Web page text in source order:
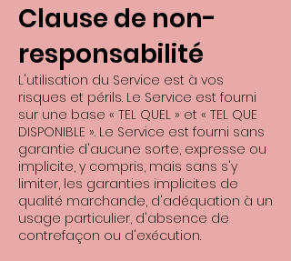
Clause de non-
responsabilité
L'utilisation du Service est à vos
risques et périls. Le Service est fourni
sur une base « TEL QUEL » et « TEL QUE
DISPONIBLE ». Le Service est fourni sans
garantie d'aucune sorte, expresse ou
implicite, y compris, mais sans s'y
limiter, les garanties implicites de
qualité marchande, d'adéquation à un
usage particulier, d'absence de
contrefaçon ou d'exécution.